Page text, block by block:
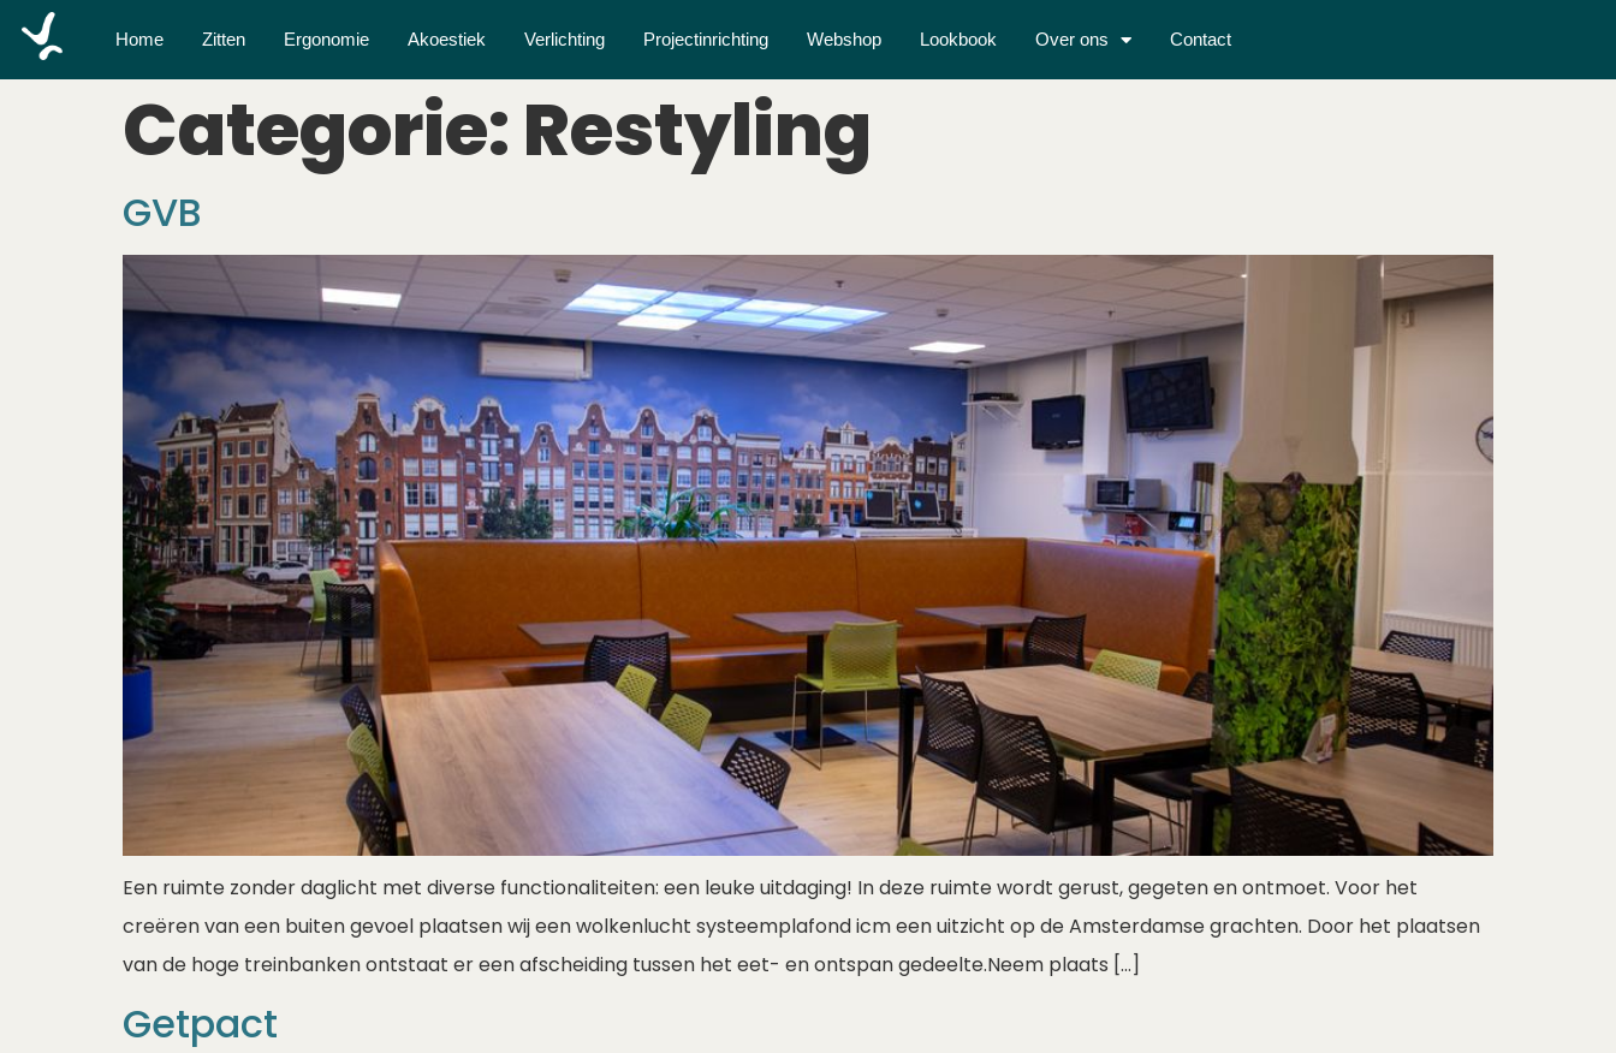
Home Zitten Ergonomie Akoestiek Verlichting Projectinrichting Webshop Lookbook Over ons Contact
Categorie:Restyling
GVB
Een ruimte zonder daglicht met diverse functionaliteiten: een leuke uitdaging! In deze ruimte wordt gerust, gegeten en ontmoet. Voor het
creëren van een buiten gevoel plaatsen wij een wolkenlucht systeemplafond icm een uitzicht op de Amsterdamse grachten. Door het plaatsen
van de hoge treinbanken ontstaat er een afscheiding tussen het eet- en ontspan gedeelte.Neem plaats […]
Getpact